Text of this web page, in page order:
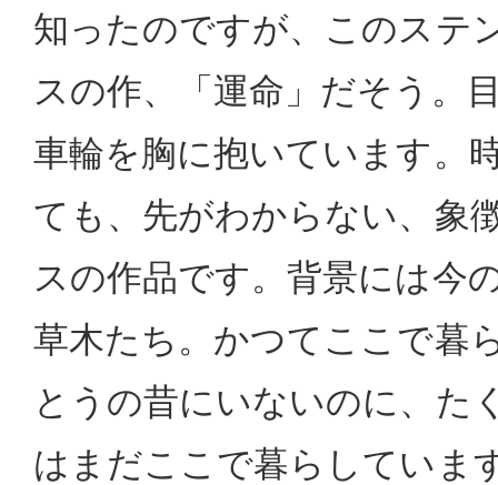
知ったのですが、このステ
スの作、「運命」だそう。
車輪を胸に抱いています。
ても、先がわからない、象
スの作品です。背景には今
草木たち。かつてここで暮
とうの昔にいないのに、た
はまだここで暮らしていま